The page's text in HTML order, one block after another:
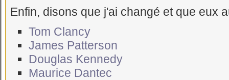
Enfin, disons que j'ai changé et que eux
Tom Clancy
James Patterson
Douglas Kennedy
Maurice Dantec